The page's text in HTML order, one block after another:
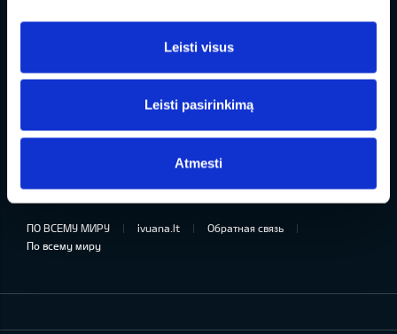
Leisti visus
Leisti pasirinkimą
Atmesti
ПО ВСЕМУ МИРУ ivuana.lt
Обратная связь
По всему миру